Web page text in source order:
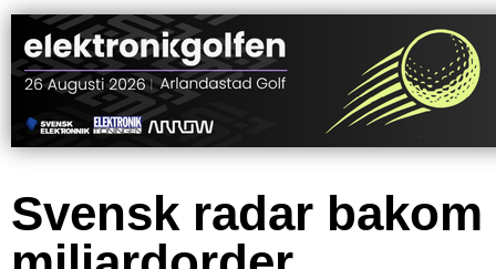
Svensk radar bakom